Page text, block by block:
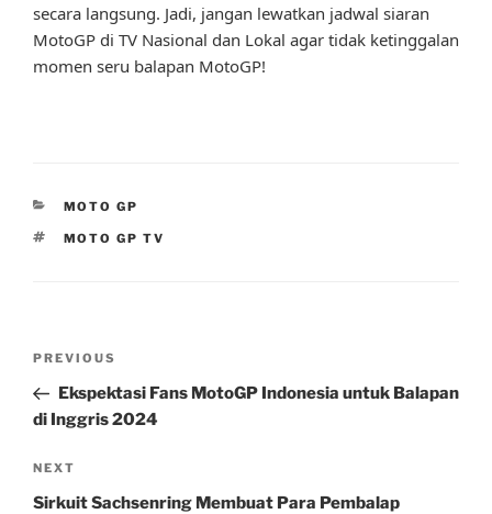
secara langsung. Jadi, jangan lewatkan jadwal siaran
MotoGP di TV Nasional dan Lokal agar tidak ketinggalan
momen seru balapan MotoGP!
CATEGORIES
MOTO GP
TAGS
MOTO GP TV
Previous
Post
PREVIOUS
Ekspektasi Fans MotoGP Indonesia untuk Balapan
di Inggris 2024
Next
Post
NEXT
Sirkuit Sachsenring Membuat Para Pembalap